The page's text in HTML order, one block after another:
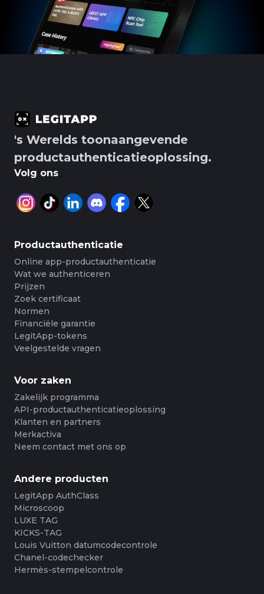
's Werelds toonaangevende
productauthenticatieoplossing.
Volg ons
Productauthenticatie
Online app-productauthenticatie
Wat we authenticeren
Prijzen
Zoek certificaat
Normen
Financiële garantie
LegitApp-tokens
Veelgestelde vragen
Voor zaken
Zakelijk programma
API-productauthenticatieoplossing
Klanten en partners
Merkactiva
Neem contact met ons op
Andere producten
LegitApp AuthClass
Microscoop
LUXE TAG
KICKS-TAG
Louis Vuitton datumcodecontrole
Chanel-codechecker
Hermès-stempelcontrole